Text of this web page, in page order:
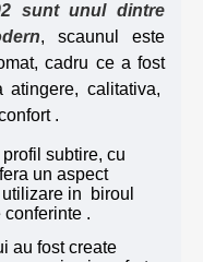
sunt unul dintre
, scaunul este
cadru ce a fost
calitativa,
.
subtire, cu
un aspect
in biroul
.
au fost create